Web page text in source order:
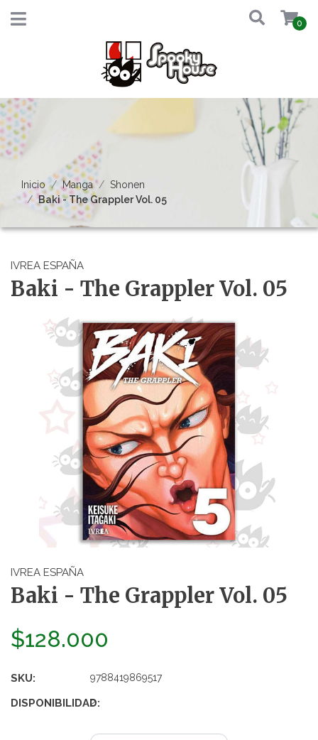
0
Inicio Manga
Shonen
Baki - The Grappler Vol. 05
IVREA ESPAÑA
Baki - The Grappler Vol. 05
IVREA ESPAÑA
Baki - The Grappler Vol. 05
$128.000
SKU: 9788419869517
DISPONIBILIDAD:
2